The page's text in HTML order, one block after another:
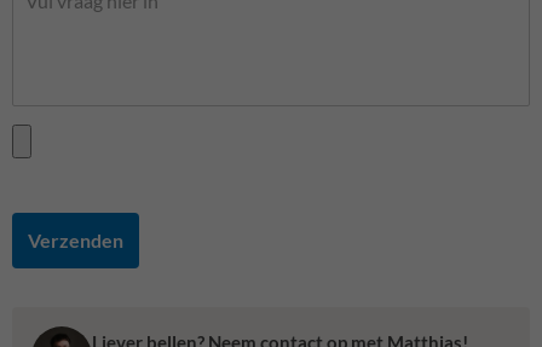
Verzenden
Liever bellen? Neem contact op met Matthias!